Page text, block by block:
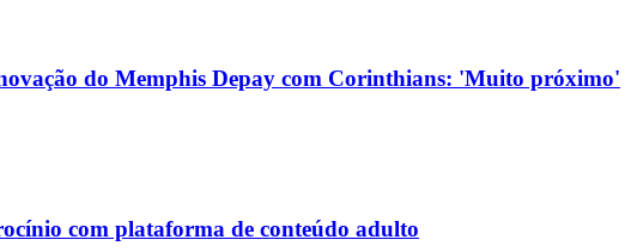
do Memphis Depay com Corinthians: 'Muito próximo'
com plataforma de conteúdo adulto